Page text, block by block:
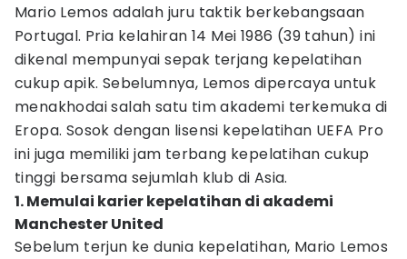
Mario Lemos adalah juru taktik berkebangsaan
Portugal. Pria kelahiran 14 Mei 1986 (39 tahun) ini
dikenal mempunyai sepak terjang kepelatihan
cukup apik. Sebelumnya, Lemos dipercaya untuk
menakhodai salah satu tim akademi terkemuka di
Eropa. Sosok dengan lisensi kepelatihan UEFA Pro
ini juga memiliki jam terbang kepelatihan cukup
tinggi bersama sejumlah klub di Asia.
1. Memulai karier kepelatihan di akademi
Manchester United
Sebelum terjun ke dunia kepelatihan, Mario Lemos